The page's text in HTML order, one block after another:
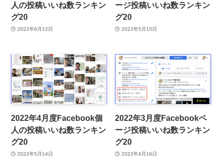
人の投稿いいね数ランキン
グ20
2022年6月12日
ージ投稿いいね数ランキン
グ20
2022年5月15日
2022年4月度Facebook個
人の投稿いいね数ランキン
グ20
2022年5月14日
2022年3月度Facebookペ
ージ投稿いいね数ランキン
グ20
2022年4月16日